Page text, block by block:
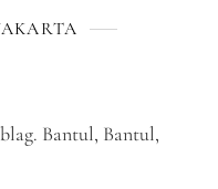
Bantul, Bantul,